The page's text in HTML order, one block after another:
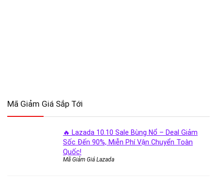
Mã Giảm Giá Sắp Tới
🔥 Lazada 10.10 Sale Bùng Nổ – Deal Giảm
Sốc Đến 90%, Miễn Phí Vận Chuyển Toàn
Quốc!
Mã Giảm Giá Lazada